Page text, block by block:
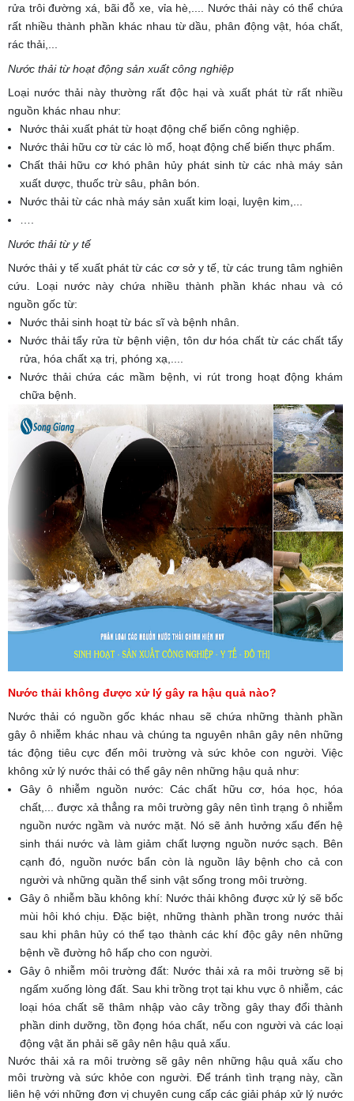
rửa trôi đường xá, bãi đỗ xe, vỉa hè,.... Nước thải này có thể chứa
rất nhiều thành phần khác nhau từ dầu, phân động vật, hóa chất,
rác thải,...
Nước thải từ hoạt động sản xuất công nghiệp
Loại nước thải này thường rất độc hại và xuất phát từ rất nhiều
nguồn khác nhau như:
Nước thải xuất phát từ hoạt động chế biến công nghiệp.
Nước thải hữu cơ từ các lò mổ, hoạt động chế biến thực phẩm.
Chất thải hữu cơ khó phân hủy phát sinh từ các nhà máy sản
xuất dược, thuốc trừ sâu, phân bón.
Nước thải từ các nhà máy sản xuất kim loại, luyện kim,...
Nước thải từ y tế
Nước thải y tế xuất phát từ các cơ sở y tế, từ các trung tâm nghiên
cứu. Loại nước này chứa nhiều thành phần khác nhau và có
nguồn gốc từ:
Nước thải sinh hoạt từ bác sĩ và bệnh nhân.
Nước thải tẩy rửa từ bệnh viện, tôn dư hóa chất từ các chất tẩy
rửa, hóa chất xạ trị, phóng xạ,....
Nước thải chứa các mầm bệnh, vi rút trong hoạt động khám
chữa bệnh.
Nước thải không được xử lý gây ra hậu quả nào?
Nước thải có nguồn gốc khác nhau sẽ chứa những thành phần
gây ô nhiễm khác nhau và chúng ta nguyên nhân gây nên những
tác động tiêu cực đến môi trường và sức khỏe con người. Việc
không xử lý nước thải có thể gây nên những hậu quả như:
Gây ô nhiễm nguồn nước: Các chất hữu cơ, hóa học, hóa
chất,... được xả thẳng ra môi trường gây nên tình trạng ô nhiễm
nguồn nước ngầm và nước mặt. Nó sẽ ảnh hưởng xấu đến hệ
sinh thái nước và làm giảm chất lượng nguồn nước sạch. Bên
cạnh đó, nguồn nước bẩn còn là nguồn lây bệnh cho cả con
người và những quần thể sinh vật sống trong môi trường.
Gây ô nhiễm bầu không khí: Nước thải không được xử lý sẽ bốc
mùi hôi khó chịu. Đặc biệt, những thành phần trong nước thải
sau khi phân hủy có thể tạo thành các khí độc gây nên những
bệnh về đường hô hấp cho con người.
Gây ô nhiễm môi trường đất: Nước thải xả ra môi trường sẽ bị
ngấm xuống lòng đất. Sau khi trồng trọt tại khu vực ô nhiễm, các
loại hóa chất sẽ thâm nhập vào cây trồng gây thay đổi thành
phần dinh dưỡng, tồn đọng hóa chất, nếu con người và các loại
động vật ăn phải sẽ gây nên hậu quả xấu.
Nước thải xả ra môi trường sẽ gây nên những hậu quả xấu cho
môi trường và sức khỏe con người. Để tránh tình trạng này, cần
liên hệ với những đơn vị chuyên cung cấp các giải pháp xử lý nước